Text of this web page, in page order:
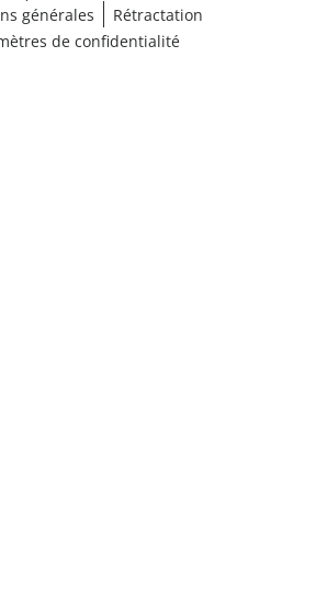
générales
Rétractation
de confidentialité